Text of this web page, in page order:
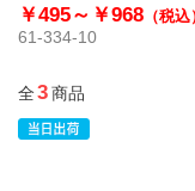
￥495～ ￥968 （税込
61-334-10
全3商品